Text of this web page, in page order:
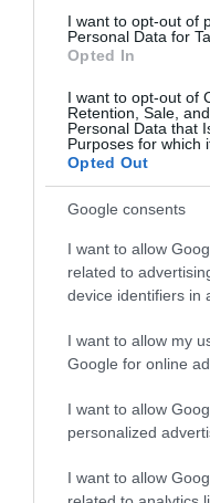
I want to opt-out of
Personal Data for
Opted In
I want to opt-out of
Retention, Sale,
Personal Data that
Purposes for which
Opted Out
Google consents
I want to allow
related to
device identifiers in
I want to allow my
Google for online
I want to allow
personalized
I want to allow
elpanaszolta, harminc év
előfordulásának
közül egyik se mérges.
Elegem van, hogy
állatkert rovar- és
valamilyen anomáliát,
a kígyók országszerte
Előfordult - mesélte -,
kígyókat láttak, a házat
a szabadban, és
lábát többé. A
talált egy kígyót, és hiába
állat teljesen ártalmatlan,
unszolásukra inkább
Mire végeztek, "
a vállukon". Arra a
Ciklauri némi gondolkodás
veszélyt, a félelem okozta
a hév, ugyanolyan hamar